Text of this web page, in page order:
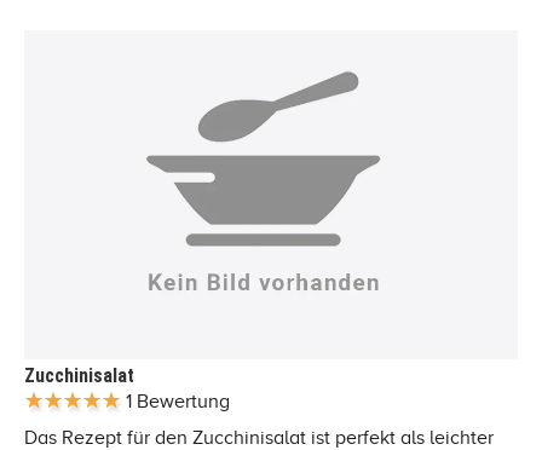
Zucchinisalat
1 Bewertung
Das Rezept für den Zucchinisalat ist perfekt als leichter